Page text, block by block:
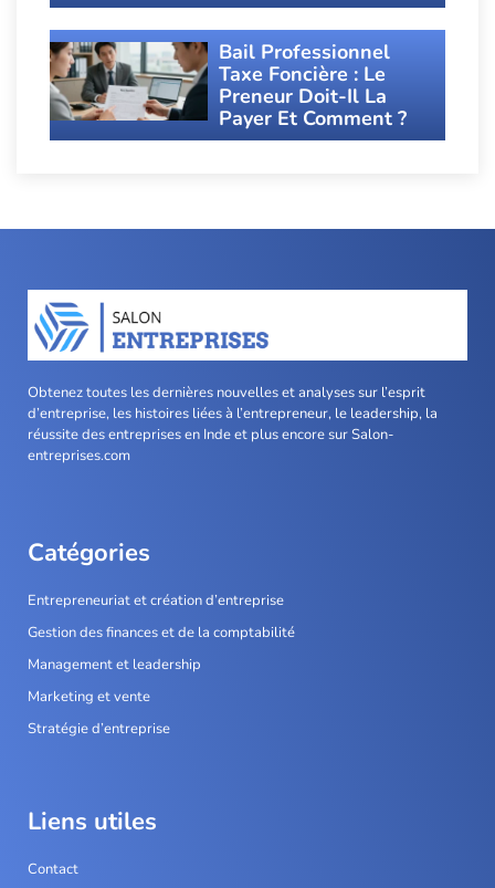
Bail Professionnel
Taxe Foncière : Le
Preneur Doit-Il La
Payer Et Comment ?
Obtenez toutes les dernières nouvelles et analyses sur l’esprit
d’entreprise, les histoires liées à l’entrepreneur, le leadership, la
réussite des entreprises en Inde et plus encore sur Salon-
entreprises.com
Catégories
Entrepreneuriat et création d’entreprise
Gestion des finances et de la comptabilité
Management et leadership
Marketing et vente
Stratégie d’entreprise
Liens utiles
Contact